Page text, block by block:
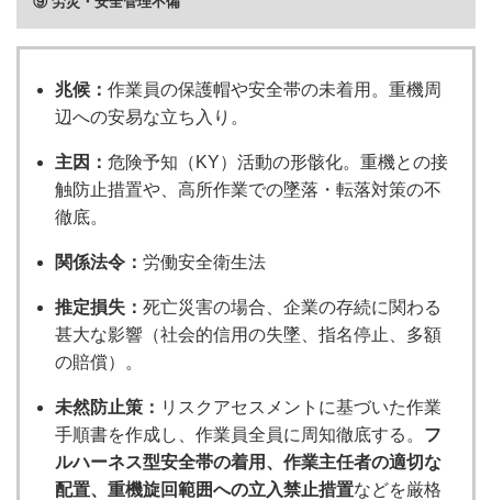
兆候： 作業員の保護帽や安全帯の未着用。重機周
辺への安易な立ち入り。
主因： 危険予知（KY）活動の形骸化。重機との接
触防止措置や、高所作業での墜落・転落対策の不
徹底。
関係法令： 労働安全衛生法
推定損失： 死亡災害の場合、企業の存続に関わる
甚大な影響（社会的信用の失墜、指名停止、多額
の賠償）。
未然防止策： リスクアセスメントに基づいた作業
手順書を作成し、作業員全員に周知徹底する。 フ
ルハーネス型安全帯の着用、作業主任者の適切な
配置、重機旋回範囲への立入禁止措置などを厳格